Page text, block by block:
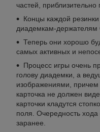
частей, приблизительно
Концы каждой
диадемкам-держателям
Теперь они хорошо
самых активных и
Процесс игры очень
голову диадемки, а
изображениями, причем
карточка не должен
карточки кладутся
поля. Очередность
заранее.